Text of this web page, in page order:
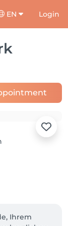
EN Login
Ihrem